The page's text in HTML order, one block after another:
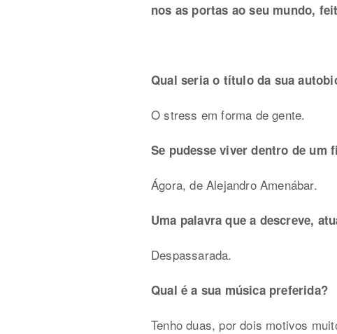
nos as portas ao seu mundo,
Qual seria o título da sua
O stress em forma de gente.
Se pudesse viver dentro de um
Ágora, de Alejandro Amenábar.
Uma palavra que a descreve,
Despassarada.
Qual é a sua música preferida?
Tenho duas, por dois motivos